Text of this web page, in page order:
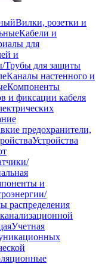
Вилки, розетки и
Кабели и
для
и
Трубы для защиты
Каналы настенного и
Компоненты
и фиксации кабеля
предохранители,
Устройства
и
распределения
Учетная